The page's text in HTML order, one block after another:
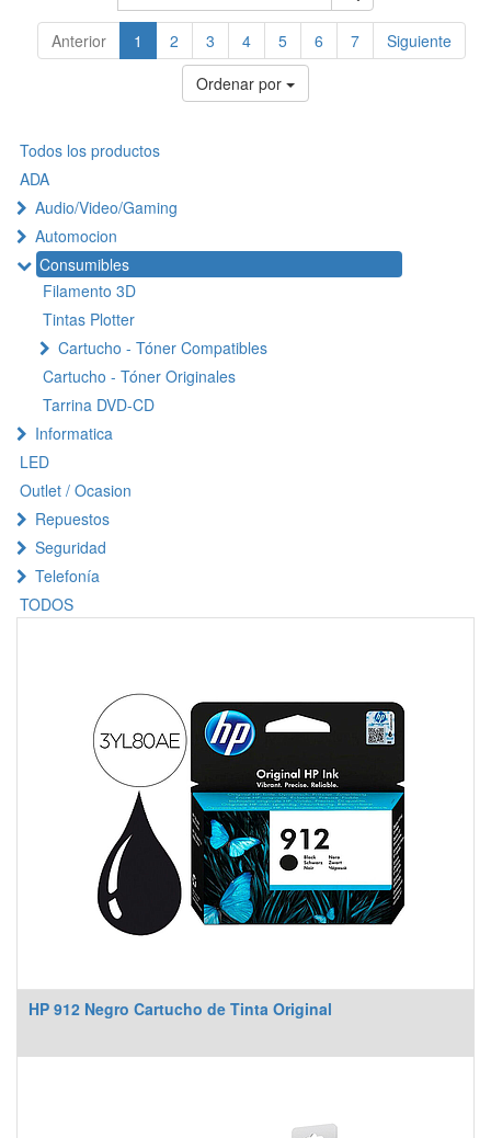
Anterior 1 2 3 4 5 6 7
Siguiente
Ordenar por
Todos los productos
ADA
Audio/Video/Gaming
Automocion
Consumibles
Filamento 3D
Tintas Plotter
Cartucho - Tóner Compatibles
Cartucho - Tóner Originales
Tarrina DVD-CD
Informatica
LED
Outlet / Ocasion
Repuestos
Seguridad
Telefonía
TODOS
HP 912 Negro Cartucho de Tinta Original